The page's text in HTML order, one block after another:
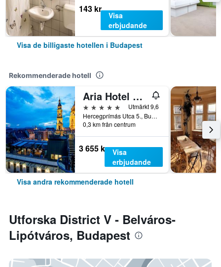
143 kr
Visa
erbjudande
Visa de billigaste hotellen i Budapest
Rekommenderade hotell
Aria Hotel Budapest by Library Hotel Collection
5 stjärnor
Utmärkt 9,6
Hercegprímás Utca 5., Budapest, Ungern
0,3 km från centrum
3 655 kr Visa
erbjudande
Visa andra rekommenderade hotell
Utforska District V - Belváros-
Lipótváros, Budapest